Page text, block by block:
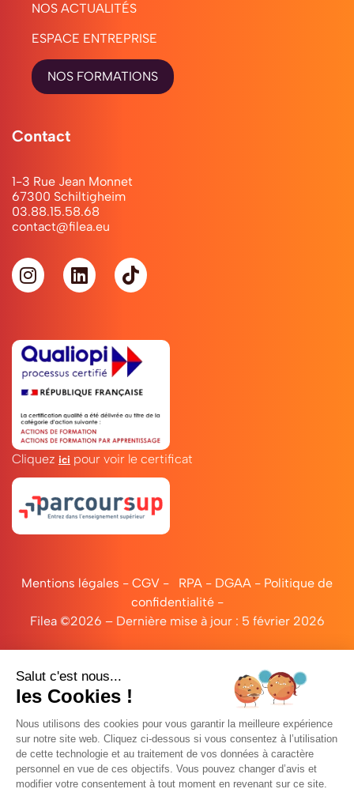
NOS ACTUALITÉS
ESPACE ENTREPRISE
NOS FORMATIONS
Contact
1-3 Rue Jean Monnet
67300 Schiltigheim
03.88.15.58.68
contact@filea.eu
Cliquez ici pour voir le certificat
Mentions légales - CGV - RPA - DGAA - Politique de
confidentialité-
Filea ©2026 – Dernière mise à jour : 5 février 2026